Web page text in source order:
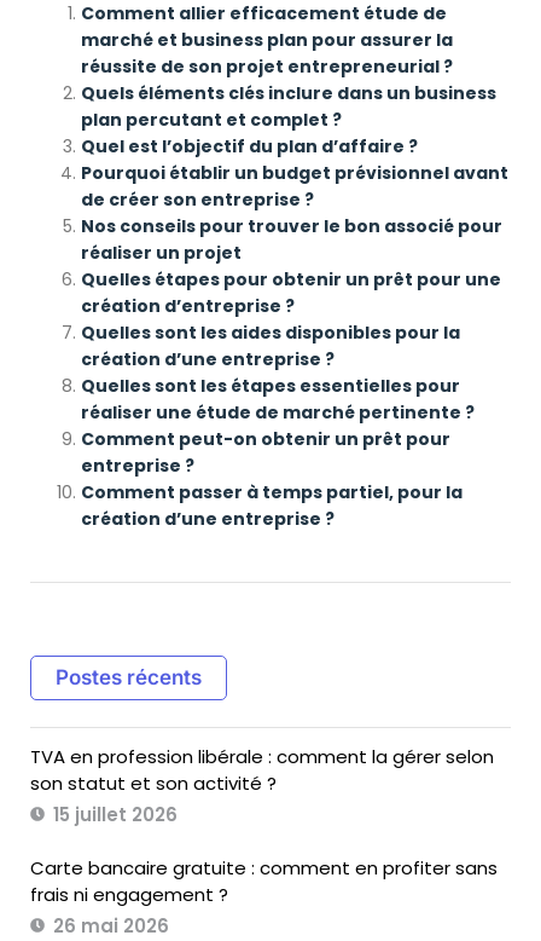
Comment allier efficacement étude de
marché et business plan pour assurer la
réussite de son projet entrepreneurial ?
Quels éléments clés inclure dans un business
plan percutant et complet ?
Quel est l’objectif du plan d’affaire ?
Pourquoi établir un budget prévisionnel avant
de créer son entreprise ?
Nos conseils pour trouver le bon associé pour
réaliser un projet
Quelles étapes pour obtenir un prêt pour une
création d’entreprise ?
Quelles sont les aides disponibles pour la
création d’une entreprise ?
Quelles sont les étapes essentielles pour
réaliser une étude de marché pertinente ?
Comment peut-on obtenir un prêt pour
entreprise ?
Comment passer à temps partiel, pour la
création d’une entreprise ?
Postes récents
TVA en profession libérale : comment la gérer selon
son statut et son activité ?
15 juillet 2026
Carte bancaire gratuite : comment en profiter sans
frais ni engagement ?
26 mai 2026